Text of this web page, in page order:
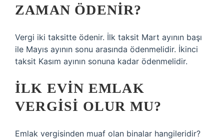
ZAMAN ÖDENIR?
Vergi iki taksitte ödenir. İlk taksit Mart ayının başı
ile Mayıs ayının sonu arasında ödenmelidir. İkinci
taksit Kasım ayının sonuna kadar ödenmelidir.
İLK EVIN EMLAK
VERGISI OLUR MU?
Emlak vergisinden muaf olan binalar hangileridir?